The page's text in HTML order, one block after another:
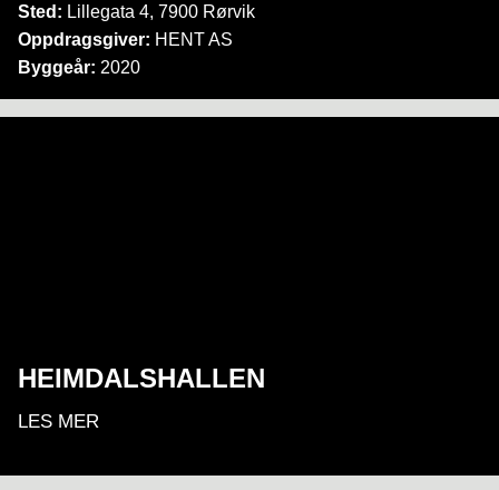
Sted: Lillegata 4, 7900 Rørvik
Oppdragsgiver: HENT AS
Byggeår: 2020
HEIMDALSHALLEN
LES MER